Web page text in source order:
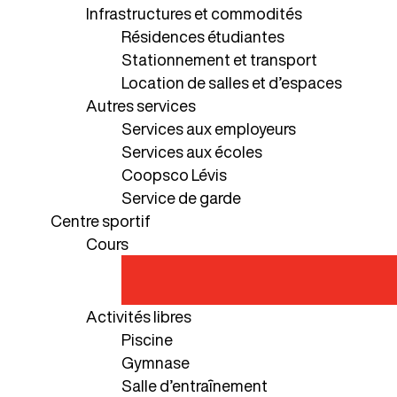
Infrastructures et commodités
Résidences étudiantes
Stationnement et transport
Location de salles et d’espaces
Autres services
Services aux employeurs
Services aux écoles
Coopsco Lévis
Service de garde
Centre sportif
Cours
Activités libres
Piscine
Gymnase
Salle d’entraînement